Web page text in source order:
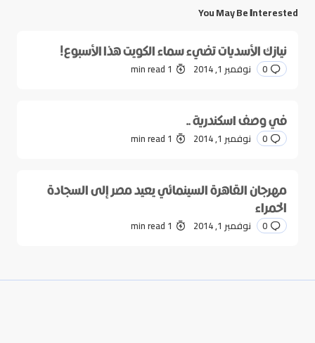
You May Be Interested
نيازك الأسديات تضيء سماء الكويت هذا الأسبوع!
0 نوفمبر 1, 2014 1 min read
في وصف اسكندرية ..
0 نوفمبر 1, 2014 1 min read
مهرجان القاهرة السينمائي يعيد مصر إلى السجادة
الحمراء
0 نوفمبر 1, 2014 1 min read